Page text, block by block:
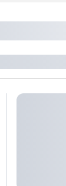
z listy i
nami,by złożyć
uczestników
kolejnych